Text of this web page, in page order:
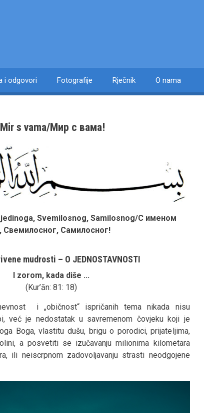
i odgovori Fotografije Rječnik O nama
s vama/Мир с вама!
Svemilosnog, Samilosnog/С именом
Свемилосног, Самилосног!
mudrosti – O JEDNOSTAVNOSTI
I zorom, kada diše ...
(Kur’ān: 81: 18)
i „običnost“ ispričanih tema nikada nisu
već je nedostatak u savremenom čovjeku koji je
Boga, vlastitu dušu, brigu o porodici, prijateljima,
a posvetiti se izučavanju milionima kilometara
ili neiscrpnom zadovoljavanju strasti neodgojene